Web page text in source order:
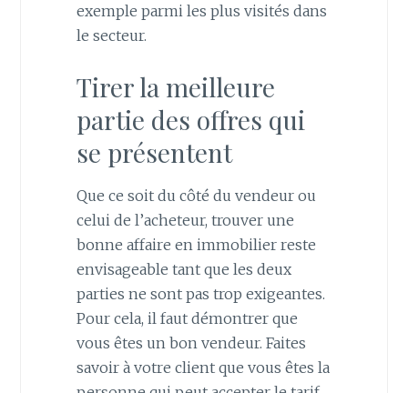
exemple parmi les plus visités dans
le secteur.
Tirer la meilleure
partie des offres qui
se présentent
Que ce soit du côté du vendeur ou
celui de l’acheteur, trouver une
bonne affaire en immobilier reste
envisageable tant que les deux
parties ne sont pas trop exigeantes.
Pour cela, il faut démontrer que
vous êtes un bon vendeur. Faites
savoir à votre client que vous êtes la